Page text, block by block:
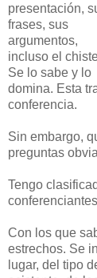
presentación,
frases, sus
argumentos,
incluso el
Se lo sabe y lo
domina. Esta
conferencia.
Sin embargo,
preguntas
Tengo
Con los que
estrechos. Se
lugar, del tipo